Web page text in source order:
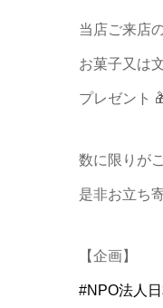
当店ご来店
お菓子又は
プレゼント
数に限りが
是非お立ち
【企画】
#NPO法人